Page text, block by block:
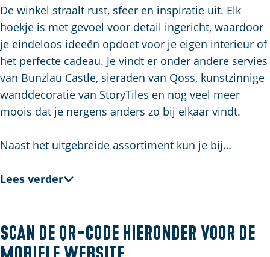
e
s
c
h
e
n
S
e
t
a
g
e
De winkel straalt rust, sfeer en inspiratie uit. Elk
hoekje is met gevoel voor detail ingericht, waardoor
je eindeloos ideeën opdoet voor je eigen interieur of
het perfecte cadeau. Je vindt er onder andere servies
van Bunzlau Castle, sieraden van Qoss, kunstzinnige
wanddecoratie van StoryTiles en nog veel meer
moois dat je nergens anders zo bij elkaar vindt.
Naast het uitgebreide assortiment kun je bij…
Lees verder
Scan de QR-code hieronder voor de
mobiele website